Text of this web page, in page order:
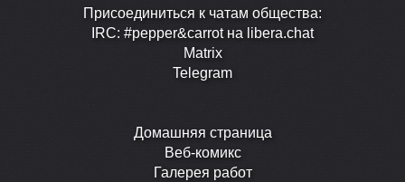
Присоединиться к чатам общества:
IRC: #pepper&carrot на libera.chat
Matrix
Telegram
Домашняя страница
Веб-комикс
Галерея работ